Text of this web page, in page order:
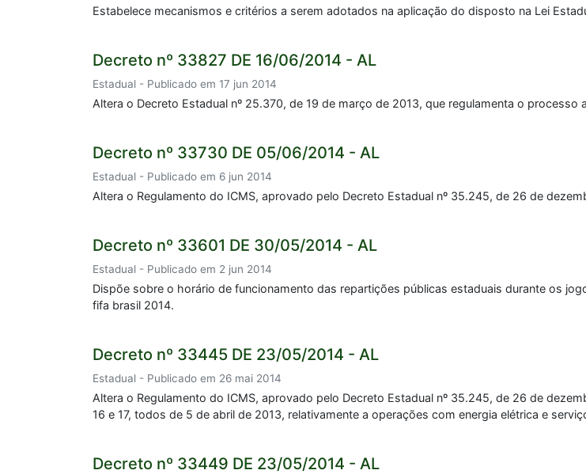
Estabelece mecanismos e critérios a serem adotados na aplicação do disposto na Lei
Decreto nº 33827 DE 16/06/2014 - AL
Estadual - Publicado em 17 jun 2014
Altera o Decreto Estadual nº 25.370, de 19 de março de 2013, que regulamenta o
Decreto nº 33730 DE 05/06/2014 - AL
Estadual - Publicado em 6 jun 2014
Altera o Regulamento do ICMS, aprovado pelo Decreto Estadual nº 35.245, de 26 de
Decreto nº 33601 DE 30/05/2014 - AL
Estadual - Publicado em 2 jun 2014
Dispõe sobre o horário de funcionamento das repartições públicas estaduais durante os
fifa brasil 2014.
Decreto nº 33445 DE 23/05/2014 - AL
Estadual - Publicado em 26 mai 2014
Altera o Regulamento do ICMS, aprovado pelo Decreto Estadual nº 35.245, de 26 de
16 e 17, todos de 5 de abril de 2013, relativamente a operações com energia elétrica e
Decreto nº 33449 DE 23/05/2014 - AL